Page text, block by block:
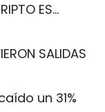
ES...
SALIDAS
un 31%